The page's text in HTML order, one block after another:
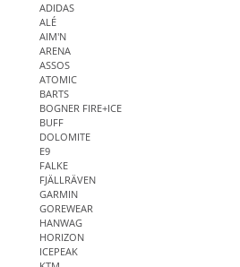
ADIDAS
ALÉ
AIM'N
ARENA
ASSOS
ATOMIC
BARTS
BOGNER FIRE+ICE
BUFF
DOLOMITE
E9
FALKE
FJÄLLRÄVEN
GARMIN
GOREWEAR
HANWAG
HORIZON
ICEPEAK